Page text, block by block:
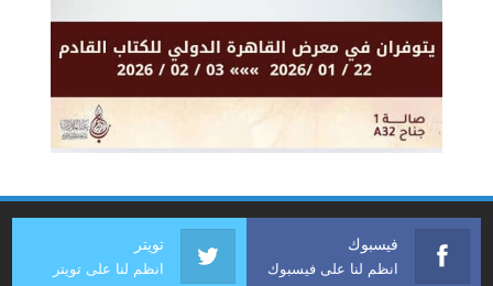
فيسبوك
انظم لنا على فيسبوك
تويتر
انظم لنا على تويتر